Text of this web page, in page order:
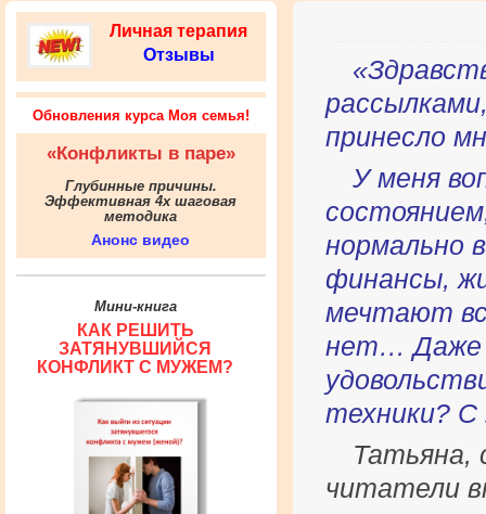
принесло
У меня
нормально
финансы,
мечтают
нет… Даже
техники? С
Татьяна,
читатели
Личная терапия
Отзывы
Обновления курса Моя семья!
«Конфликты в паре»
Глубинные причины.
Эффективная 4х шаговая
методика
Анонс видео
Мини-книга
КАК РЕШИТЬ
ЗАТЯНУВШИЙСЯ
КОНФЛИКТ С МУЖЕМ?